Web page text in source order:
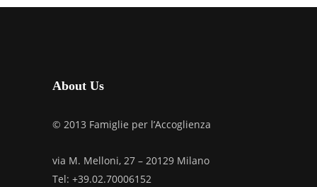
About Us
© 2013 Famiglie per l’Accoglienza
via M. Melloni, 27 – 20129 Milano
Tel: +39.02.70006152